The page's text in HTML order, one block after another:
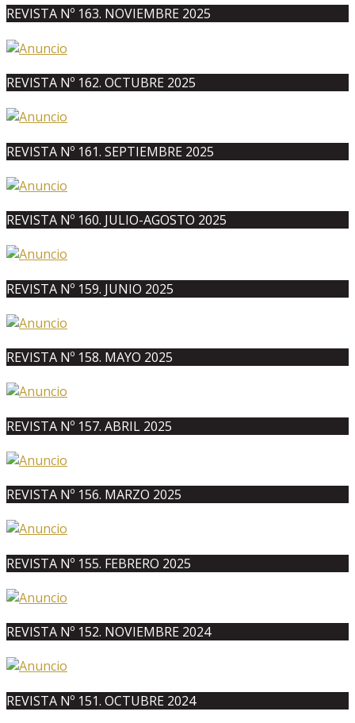
REVISTA Nº 163. NOVIEMBRE 2025
REVISTA Nº 162. OCTUBRE 2025
REVISTA Nº 161. SEPTIEMBRE 2025
REVISTA Nº 160. JULIO-AGOSTO 2025
REVISTA Nº 159. JUNIO 2025
REVISTA Nº 158. MAYO 2025
REVISTA Nº 157. ABRIL 2025
REVISTA Nº 156. MARZO 2025
REVISTA Nº 155. FEBRERO 2025
REVISTA Nº 152. NOVIEMBRE 2024
REVISTA Nº 151. OCTUBRE 2024